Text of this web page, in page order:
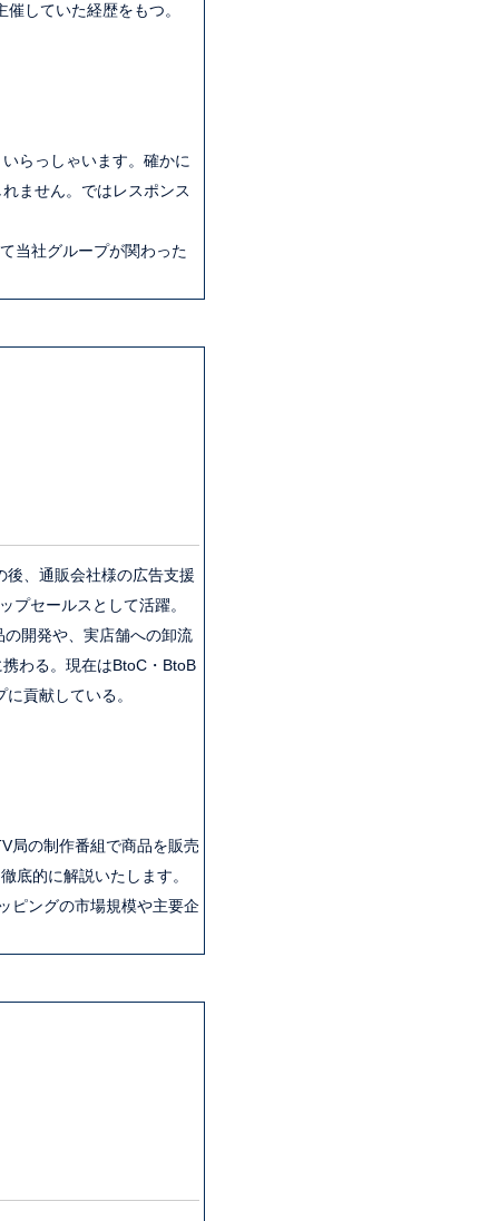
していた経歴をもつ。
らっしゃいます。確かに
ません。ではレスポンス
当社グループが関わった
、通販会社様の広告支援
プセールスとして活躍。
開発や、実店舗への卸流
わる。現在はBtoC・BtoB
貢献している。
局の制作番組で商品を販売
底的に解説いたします。
ピングの市場規模や主要企